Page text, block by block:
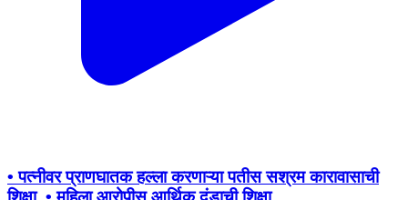
• पत्नीवर प्राणघातक हल्ला करणाऱ्या पतीस सश्रम कारावासाची